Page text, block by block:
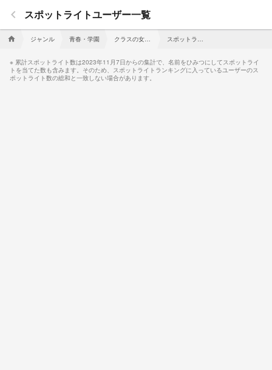
keyboard_arrow_left スポットライトユーザー一覧
home ジャンル 青春・学園
累計スポットライト数は2023年11月7日からの集計で、名前をひみつにしてスポットライ
トを当てた数も含みます。そのため、スポットライトランキングに入っているユーザーのス
ポットライト数の総和と一致しない場合があります。